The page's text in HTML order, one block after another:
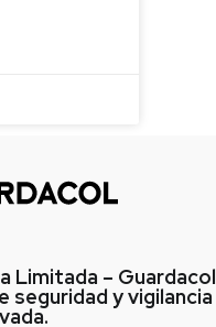
Limitada – Guardacol
seguridad y vigilancia